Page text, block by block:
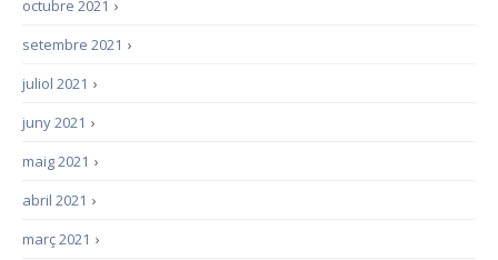
›
octubre 2021
›
setembre 2021
›
juliol 2021
›
juny 2021
›
maig 2021
›
abril 2021
›
març 2021